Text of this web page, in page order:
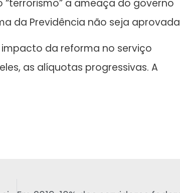
“terrorismo” a ameaça do governo
da Previdência não seja
da reforma no serviço
as alíquotas progressivas. A